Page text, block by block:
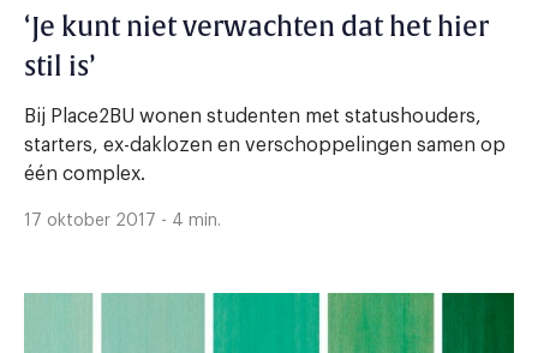
‘Je kunt niet verwachten dat het hier
stil is’
Bij Place2BU wonen studenten met statushouders,
starters, ex-daklozen en verschoppelingen samen op
één complex.
17 oktober 2017 - 4 min.